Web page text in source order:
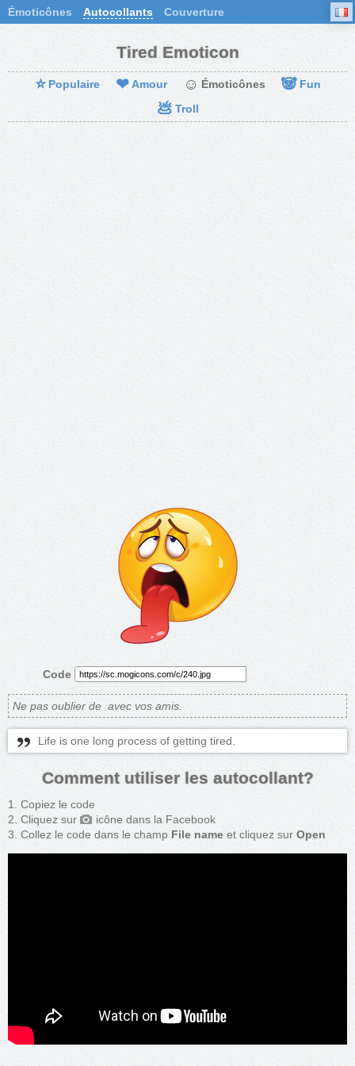
Émoticônes Autocollants Couverture
Tired Emoticon
⭐ Populaire ❤ Amour ☺ Émoticônes 🐼 Fun
💩 Troll
Code
Ne pas oublier de avec vos amis.
Life is one long process of getting tired.
Comment utiliser les autocollant?
Copiez le code
Cliquez sur
icône dans la Facebook
Collez le code dans le champ File name et cliquez sur Open